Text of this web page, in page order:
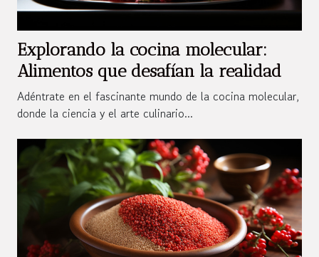
Explorando la cocina molecular:
Alimentos que desafían la realidad
Adéntrate en el fascinante mundo de la cocina molecular,
donde la ciencia y el arte culinario...